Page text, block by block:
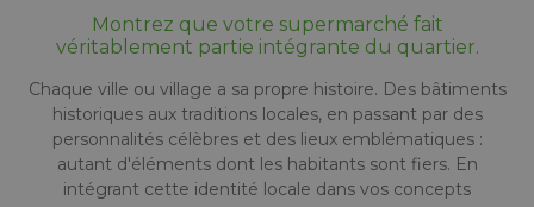
Montrez que votre supermarché fait
véritablement partie intégrante du quartier.
Chaque ville ou village a sa propre histoire. Des bâtiments
historiques aux traditions locales, en passant par des
personnalités célèbres et des lieux emblématiques :
autant d'éléments dont les habitants sont fiers. En
intégrant cette identité locale dans vos concepts